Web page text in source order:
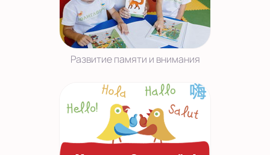
Развитие памяти и внимания